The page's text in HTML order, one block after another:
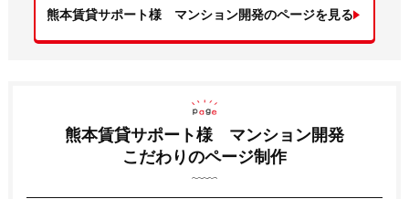
熊本賃貸サポート様 マンション開発のページを見る
熊本賃貸サポート様 マンション開発
こだわりのページ制作